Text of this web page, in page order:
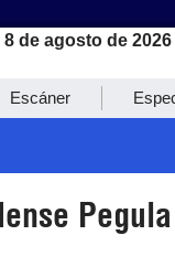
de agosto de 2026
Escáner